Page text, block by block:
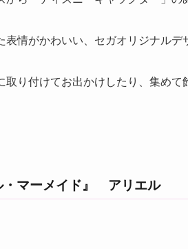
表情がかわいい、セガオリジナルデ
取り付けてお出かけしたり、集め
・マーメイド』 アリエル